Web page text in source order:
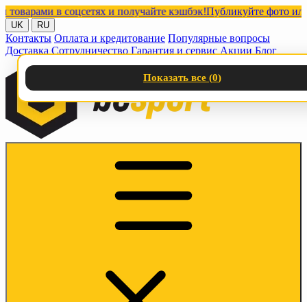
в соцсетях и получайте кэшбэк!Публикуйте фото или
UK RU
Контакты Оплата и кредитование Популярные вопросы
Доставка Сотрудничество Гарантия и сервис Акции Блог
Показать все (0)